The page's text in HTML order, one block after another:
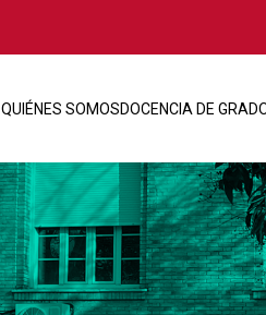
QUIÉNES SOMOSDOCENCIA DE